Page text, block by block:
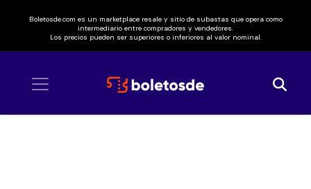
Boletosde.com es un marketplace resale y sitio de subastas que opera como
intermediario entre compradores y vendedores.
Los precios pueden ser superiores o inferiores al valor nominal.